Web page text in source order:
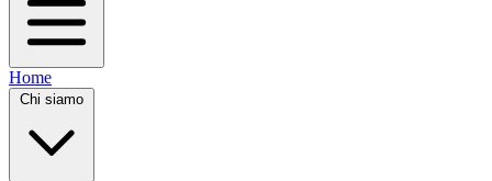
Home
Chi siamo